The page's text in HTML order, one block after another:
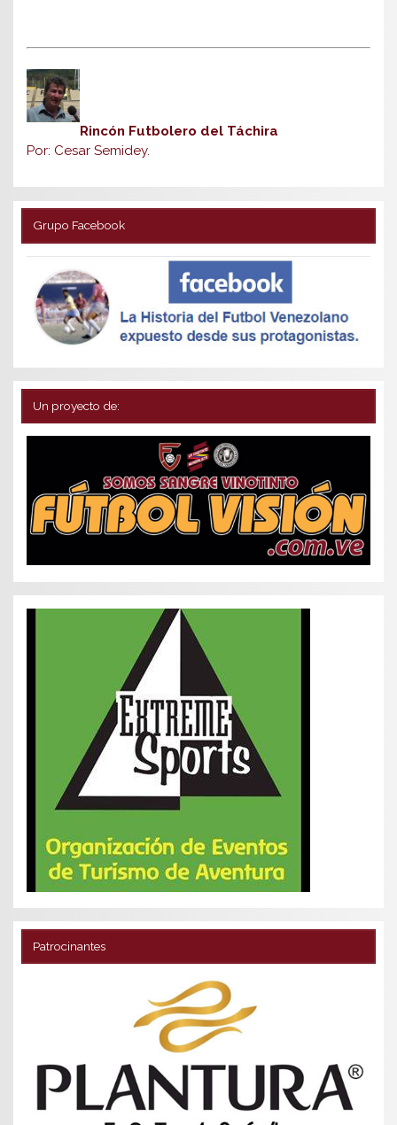
Rincón Futbolero del Táchira
Por: Cesar Semidey.
Grupo Facebook
Un proyecto de:
Patrocinantes